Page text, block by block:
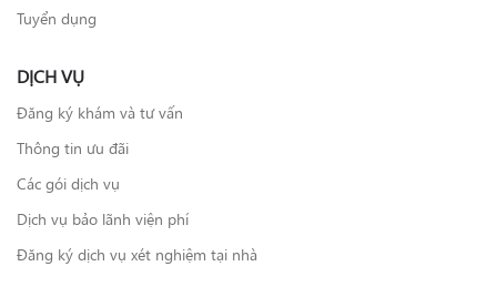
Tuyển dụng
DỊCH VỤ
Đăng ký khám và tư vấn
Thông tin ưu đãi
Các gói dịch vụ
Dịch vụ bảo lãnh viện phí
Đăng ký dịch vụ xét nghiệm tại nhà